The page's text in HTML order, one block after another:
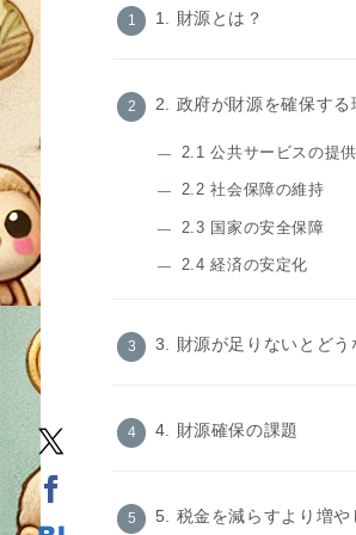
1. 財源とは？
2. 政府が財源を確保する
2.1 公共サービスの提供
2.2 社会保障の維持
2.3 国家の安全保障
2.4 経済の安定化
3. 財源が足りないとどう
4. 財源確保の課題
5. 税金を減らすより増